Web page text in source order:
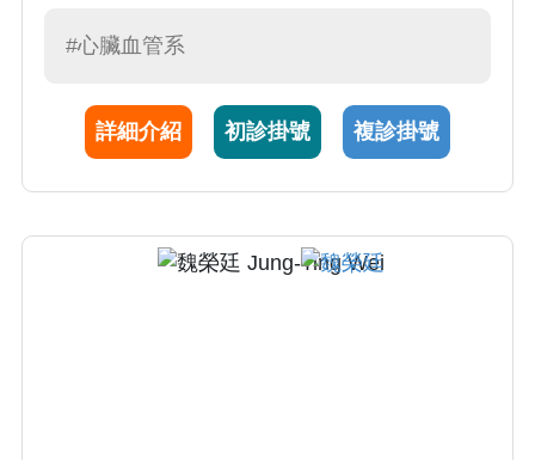
#心臟血管系
詳細介紹 初診掛號 複診掛號